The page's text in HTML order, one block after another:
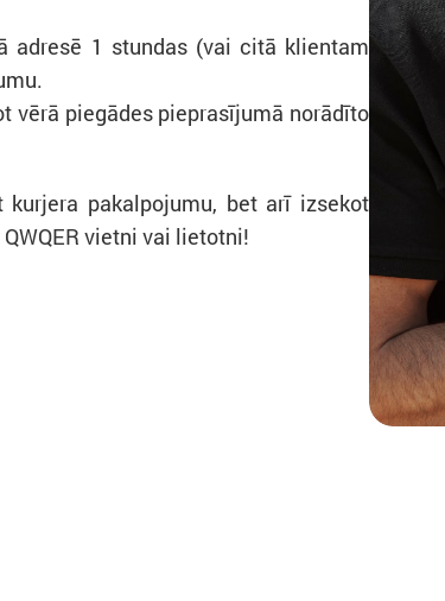
adresē 1 stundas (vai citā klientam
vērā piegādes pieprasījumā norādīto
pakalpojumu, bet arī izsekot
vietni vai lietotni!